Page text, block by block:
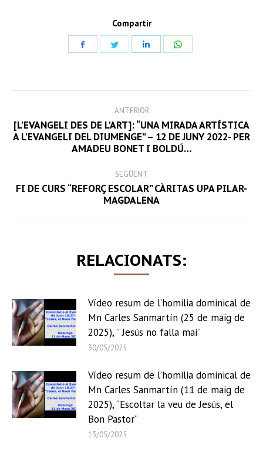
Compartir
NAVIGATION
ANTERIOR
Previous
post:
[L’EVANGELI DES DE L’ART]: “UNA MIRADA ARTÍSTICA
A L’EVANGELI DEL DIUMENGE” – 12 DE JUNY 2022- PER
AMADEU BONET I BOLDÚ…
SEGÜENT
Next
post:
FI DE CURS “REFORÇ ESCOLAR” CÀRITAS UPA PILAR-
MAGDALENA
RELACIONATS:
Vídeo resum de l’homilia dominical de
Mn Carles Sanmartín (25 de maig de
2025), ” Jesús no falla mai”
30/05/2025
Vídeo resum de l’homilia dominical de
Mn Carles Sanmartín (11 de maig de
2025), “Escoltar la veu de Jesús, el
Bon Pastor”
13/05/2025